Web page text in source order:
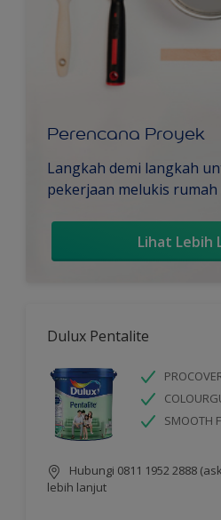
Perencana Proyek
Langkah demi langkah
pekerjaan melukis rumah
Lihat Lebih
Dulux Pentalite
SMOOTH
Hubungi 0811 1952 2888
lebih lanjut